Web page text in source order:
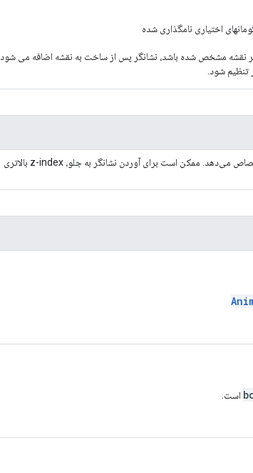
اختیاری نامگذاری شده
نقشه مشخص شده باشد، نشانگر پس از ساخت به نقشه اضافه می شود.
تنظیم شود.
حداکثر z-index پیش‌فرض که API به یک نشانگر اختصاص می‌دهد. ممکن است برای آوردن نشانگر به جلو، z-index بالاتری
است.